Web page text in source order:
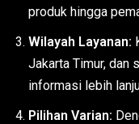
produk hingga
Wilayah Layanan:
Jakarta Timur, dan
informasi lebih
Pilihan Varian: